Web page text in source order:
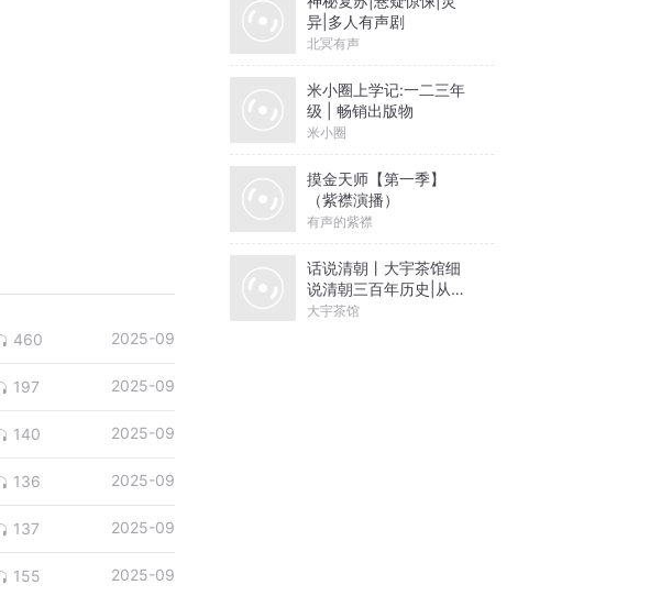
中国理念与中国智慧，
进步战胜反动的伟大胜
航船向着持久和平、普
460 2025-09
197 2025-09
140 2025-09
136 2025-09
137 2025-09
155 2025-09
异|多人有声剧
北冥有声
米小圈上学记:一二三年
级 | 畅销出版物
米小圈
摸金天师【第一季】
（紫襟演播）
有声的紫襟
话说清朝丨大宇茶馆细
说清朝三百年历史|从努
尔哈赤到末代皇帝溥仪|
大宇茶馆